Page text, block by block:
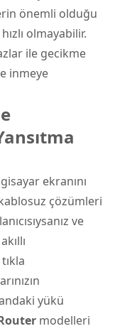
önemli olduğu
olmayabilir.
ile gecikme
inmeye
ekranını
çözümleri
ve
yükü
modelleri